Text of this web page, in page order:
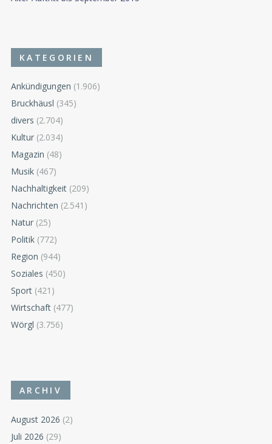
KATEGORIEN
Ankündigungen (1.906)
Bruckhäusl (345)
divers (2.704)
Kultur (2.034)
Magazin (48)
Musik (467)
Nachhaltigkeit (209)
Nachrichten (2.541)
Natur (25)
Politik (772)
Region (944)
Soziales (450)
Sport (421)
Wirtschaft (477)
Wörgl (3.756)
ARCHIV
August 2026 (2)
Juli 2026 (29)